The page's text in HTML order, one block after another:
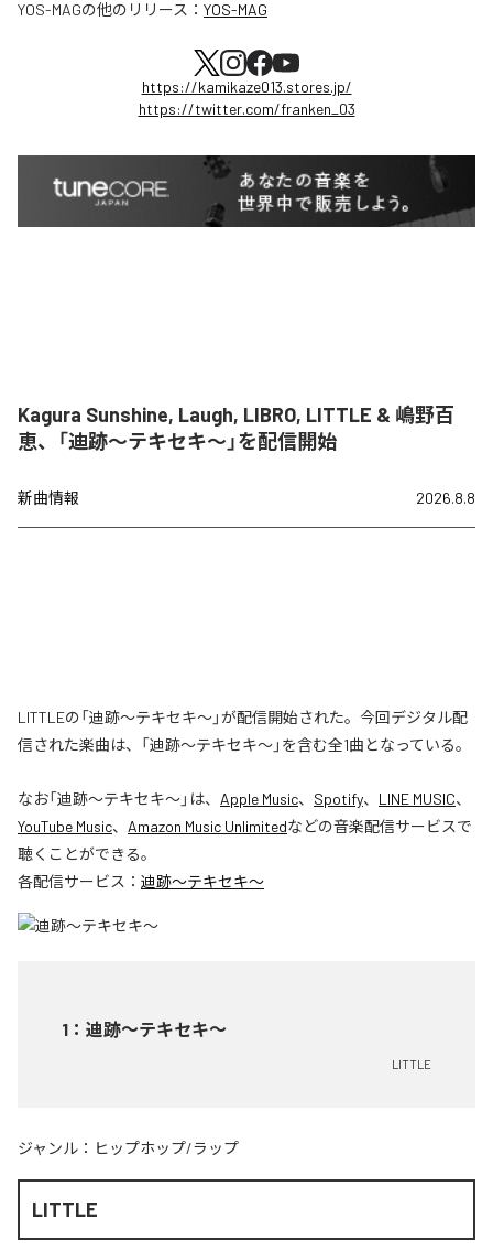
YOS-MAGの他のリリース： YOS-MAG
https://kamikaze013.stores.jp/
https://twitter.com/franken_03
Kagura Sunshine, Laugh, LIBRO, LITTLE & 嶋野百
恵、「迪跡〜テキセキ〜」を配信開始
新曲情報 2026.8.8
LITTLEの「迪跡〜テキセキ〜」が配信開始された。今回デジタル配
信された楽曲は、「迪跡〜テキセキ〜」を含む全1曲となっている。
なお「迪跡〜テキセキ〜」は、 Apple Music、 Spotify、 LINE MUSIC、
YouTube Music、 Amazon Music Unlimitedなどの音楽配信サービスで
聴くことができる。
各配信サービス： 迪跡〜テキセキ〜
1 ： 迪跡〜テキセキ〜
LITTLE
ジャンル： ヒップホップ/ラップ
LITTLE